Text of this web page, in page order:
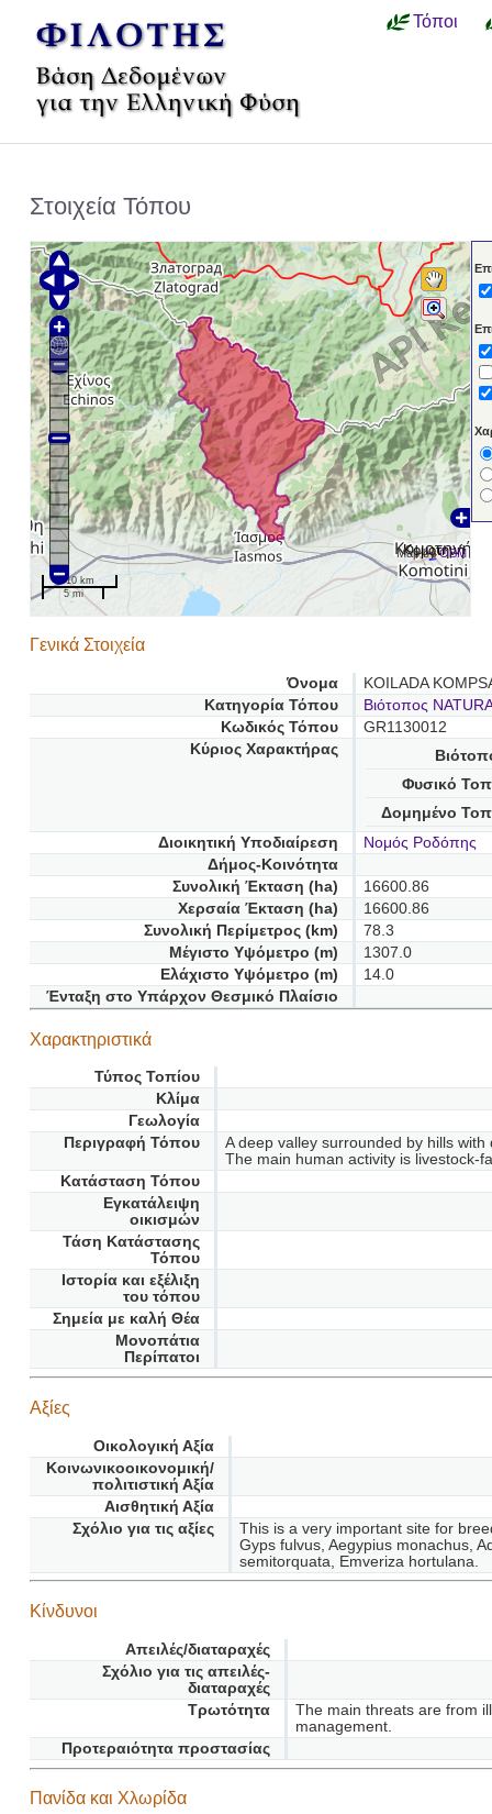
Τόποι
Στοιχεία Τόπου
Κομοτηνή
Map byOSM
10 km
5 mi
Γενικά Στοιχεία
Όνομα
KOILADA
Κατηγορία Τόπου
Βιότοπος
Κωδικός Τόπου
GR1130012
Κύριος Χαρακτήρας
Φυσικό
Δομημένο
Διοικητική Υποδιαίρεση
Νομός Ροδόπης
Δήμος-Κοινότητα
Συνολική Έκταση (ha)
16600.86
Χερσαία Έκταση (ha)
16600.86
Συνολική Περίμετρος (km)
78.3
Μέγιστο Υψόμετρο (m)
1307.0
Ελάχιστο Υψόμετρο (m)
14.0
Ένταξη στο Υπάρχον Θεσμικό Πλαίσιο
Χαρακτηριστικά
Τύπος Τοπίου
Κλίμα
Γεωλογία
Περιγραφή Τόπου
A deep valley surrounded by hills
The main human activity is livestock-
Κατάσταση Τόπου
Εγκατάλειψη
οικισμών
Τάση Κατάστασης
Τόπου
Ιστορία και εξέλιξη
του τόπου
Σημεία με καλή Θέα
Μονοπάτια
Περίπατοι
Αξίες
Οικολογική Αξία
Κοινωνικοοικονομική/
πολιτιστική Αξία
Αισθητική Αξία
Σχόλιο για τις αξίες
This is a very important site for
Gyps fulvus, Aegypius monachus,
semitorquata, Emveriza hortulana.
Κίνδυνοι
Απειλές/διαταραχές
Σχόλιο για τις απειλές-
διαταραχές
Τρωτότητα
The main threats are from
management.
Προτεραιότητα προστασίας
Πανίδα και Χλωρίδα